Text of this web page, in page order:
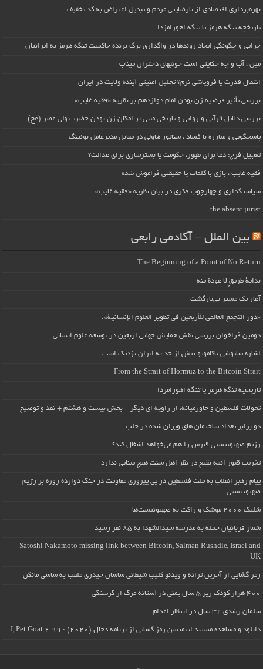
بهره‌برداری اقتصادی از نارضایتی مردم و تبدیل اعتراض به کد تخفیف
تاریخچه تنگه هرمز یا تنگه اهورامزدا
چرایی و چگونگی ایجاد روندها در واگذاری برگ برنده حاکمیت تنگه هرمز به ایرانیان
مین ، آب و چه حکایتی است خونبهای دختران میناب
انتقال قدرت یا فروپاشی نرم؟ تحلیل امنیتی آینده ولایت در ایران
بررسی تأثیر فرضیه زن بودن امام دوازدهم بر نظریه «فقیه غایب»
بررسی دلایل قرآنی و روایی و تاریخی مبنی بر امکان زن بودن حضرت ولی عصر (عج)
پاسخگویی و مبارزه با فساد ، سناتور هاولی در مقابل مدیرعامل بوئینگ
تعجیل فرج: دعا برای ظهور، حکومت یا بسترسازی برای عدالت؟
فقیه غایب ، بازی با کلمات یا حقیقتی فراموش شده
سیاستگذاری و چهارچوب فکری در بیان نظریه «فقیه غایب»
the absent jurist
بین الملل – آکادمی رابعی
The Beginning of a Point of No Return
بداية طريقٍ لا عودة منه
آغاز یک مسیر بی‌بازگشت
«دور التجمع العالمي للأربعين في تطوير العلوم الإنسانية».
دومین فراخوان بررسی نقش همایش جهانی اربعین در توسعه علوم انسانی
اشاره ساتوشی ناکاموتو بیش از حد به ایران نزدیک است
From the Strait of Hormuz to the Bitcoin Strait
تاریخچه تنگه هرمز یا تنگه اهورامزدا
تحولات فلسطین و خاورمیانه، از زاویه ای دیگر – بخش بیست و هشتم + نقد و توضیح
دو برابر تعداد ساختمان های ویران شده در حلب
رژیم صهیونیستی قبرس را هم می‌خواهد اشغال کند؟
تخریب قبور ائمه بقیع در نظر اهل سنت هیچ مبنایی ندارد
پیام رهبر انقلاب به ملت فلسطین در پی پیروزی مقاومت در جنگ دوازده روزه بر رژیم
صهیونیستی
شلیک ۲۰۰۰ موشک و راکت به صهیونیست‌ها
شمار قربانیان حمله به مدرسه سیدالشهدا به ۸۵ نفر رسید
Satoshi Nakamoto missing link between Bitcoin, Salman Rushdie, Israel and
UK
رمز گشایی از آخرین ترانه و ویدئو کلیپ شیطانی ساسان حیدری ملقب به ساسی مانکن
۴۰۰ هزار کودک زیر ۵ سال یمنی در آستانه مرگ از گرسنگی
سلمان رشدی ۳۲ سال در انتظار اعدام
دانلود و مشاهده مستند انیمیشن رمز گشایی از برنامه دجال (۲۰۲۰) : I, Pet Goat 2.99